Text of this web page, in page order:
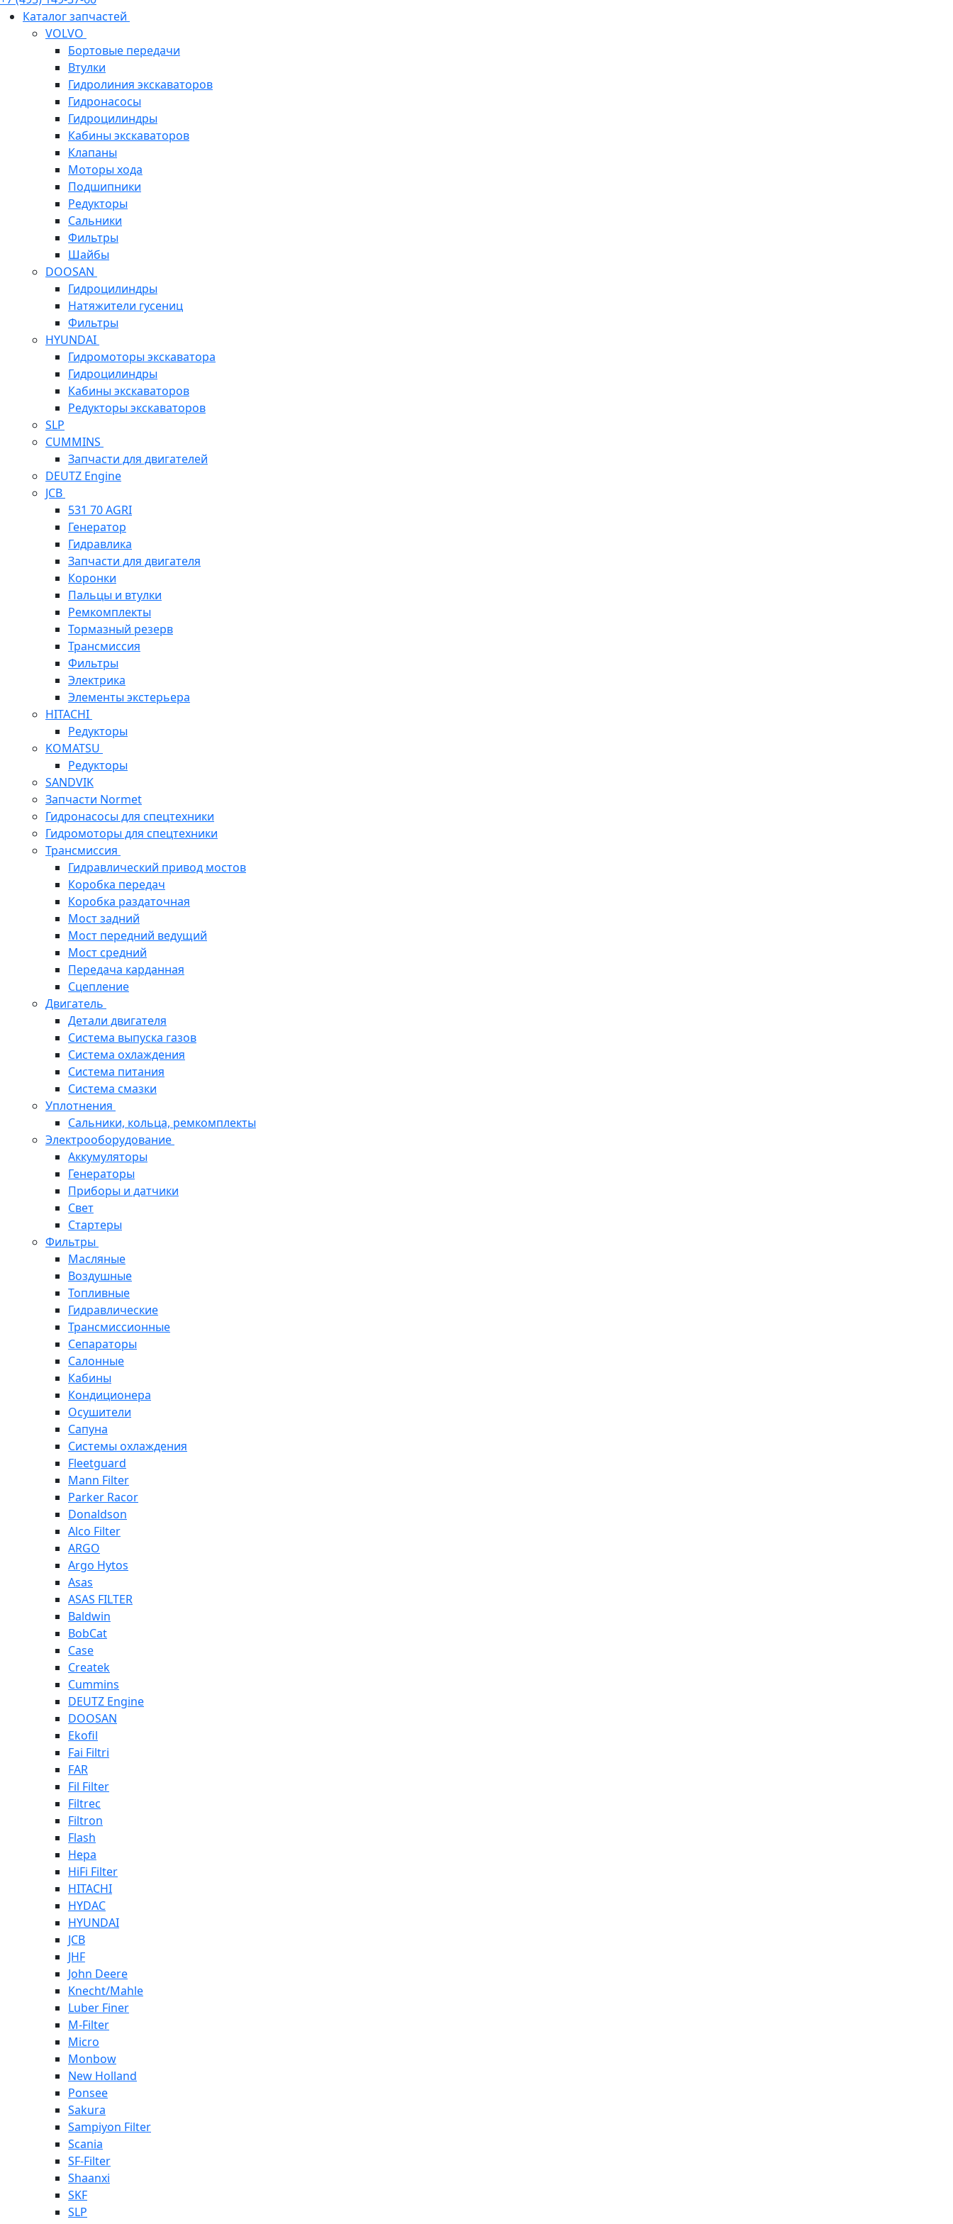
Каталог запчастей
VOLVO
Бортовые передачи
Втулки
Гидролиния экскаваторов
Гидронасосы
Гидроцилиндры
Кабины экскаваторов
Клапаны
Моторы хода
Подшипники
Редукторы
Сальники
Фильтры
Шайбы
DOOSAN
Гидроцилиндры
Натяжители гусениц
Фильтры
HYUNDAI
Гидромоторы экскаватора
Гидроцилиндры
Кабины экскаваторов
Редукторы экскаваторов
SLP
CUMMINS
Запчасти для двигателей
DEUTZ Engine
JCB
531 70 AGRI
Генератор
Гидравлика
Запчасти для двигателя
Коронки
Пальцы и втулки
Ремкомплекты
Тормазный резерв
Трансмиссия
Фильтры
Электрика
Элементы экстерьера
HITACHI
Редукторы
KOMATSU
Редукторы
SANDVIK
Запчасти Normet
Гидронасосы для спецтехники
Гидромоторы для спецтехники
Трансмиссия
Гидравлический привод мостов
Коробка передач
Коробка раздаточная
Мост задний
Мост передний ведущий
Мост средний
Передача карданная
Сцепление
Двигатель
Детали двигателя
Система выпуска газов
Система охлаждения
Система питания
Система смазки
Уплотнения
Сальники, кольца, ремкомплекты
Электрооборудование
Аккумуляторы
Генераторы
Приборы и датчики
Свет
Стартеры
Фильтры
Масляные
Воздушные
Топливные
Гидравлические
Трансмиссионные
Сепараторы
Салонные
Кабины
Кондиционера
Осушители
Сапуна
Системы охлаждения
Fleetguard
Mann Filter
Parker Racor
Donaldson
Alco Filter
ARGO
Argo Hytos
Asas
ASAS FILTER
Baldwin
BobCat
Case
Createk
Cummins
DEUTZ Engine
DOOSAN
Ekofil
Fai Filtri
FAR
Fil Filter
Filtrec
Filtron
Flash
Hepa
HiFi Filter
HITACHI
HYDAC
HYUNDAI
JCB
JHF
John Deere
Knecht/Mahle
Luber Finer
M-Filter
Micro
Monbow
New Holland
Ponsee
Sakura
Sampiyon Filter
Scania
SF-Filter
Shaanxi
SKF
SLP